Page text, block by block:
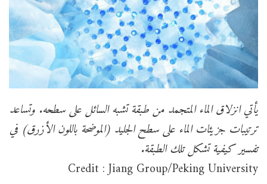
يأتي انزلاق الماء المتجمد من طبقة تشبه السائل على سطحه. وتساعد
ترتيبات جزيئات الماء على سطح الجليد (الموضحة باللون الأزرق) في
تفسير كيفية تشكل تلك الطبقة.
Credit : Jiang Group/Peking University